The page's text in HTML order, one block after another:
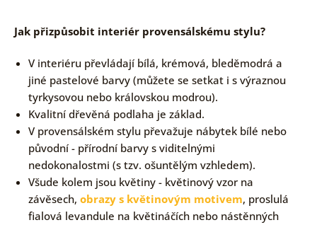
Jak přizpůsobit interiér provensálskému stylu?
V interiéru převládají bílá, krémová, bleděmodrá a
jiné pastelové barvy (můžete se setkat i s výraznou
tyrkysovou nebo královskou modrou).
Kvalitní dřevěná podlaha je základ.
V provensálském stylu převažuje nábytek bílé nebo
původní - přírodní barvy s viditelnými
nedokonalostmi (s tzv. ošuntělým vzhledem).
Všude kolem jsou květiny - květinový vzor na
závěsech, obrazy s květinovým motivem, proslulá
fialová levandule na květináčích nebo nástěnných